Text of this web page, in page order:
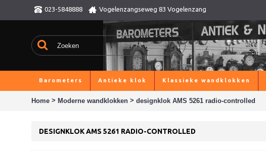
023-5848888 Vogelenzangseweg 83 Vogelenzang
Barometers Antieke klok Klassieke wandklokken
Home > Moderne wandklokken > designklok AMS 5261 radio-controlled
DESIGNKLOK AMS 5261 RADIO-CONTROLLED